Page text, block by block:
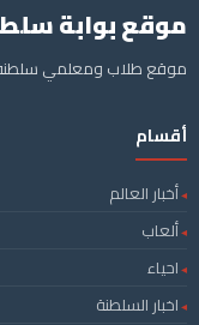
موقع بوابة
موقع طلاب ومعلمي
أقسام
أخبار العالم
ألعاب
احياء
اخبار السلطنة